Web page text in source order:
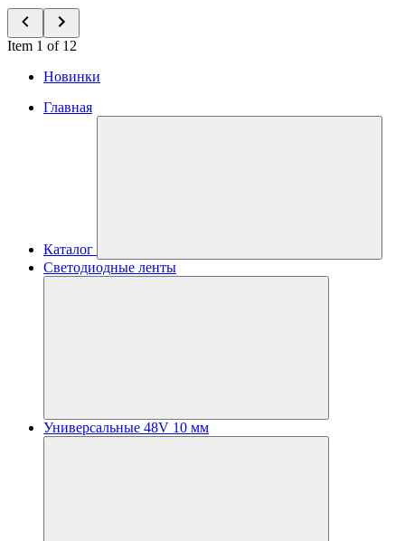
Item 1 of 12
Новинки
Главная
Каталог
Светодиодные ленты
Универсальные 48V 10 мм